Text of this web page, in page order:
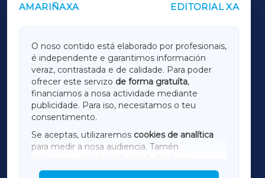
AMARIÑAXA EDITORIAL XA
O noso contido está elaborado por profesionais,
é independente e garantimos información
veraz, contrastada e de calidade. Para poder
ofrecer este servizo de forma gratuíta,
financiamos a nosa actividade mediante
publicidade. Para iso, necesitamos o teu
consentimento.
Se aceptas, utilizaremos cookies de analítica
para medir a nosa audiencia. Tamén
utilizaremos
cookies de marketing
mostrar publicidade de terceiros.
OUTROS PERIÓDICOS
LUGOXA
TERRACHAXA
AMARIÑAXA